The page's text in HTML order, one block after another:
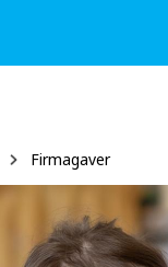
Firmagaver